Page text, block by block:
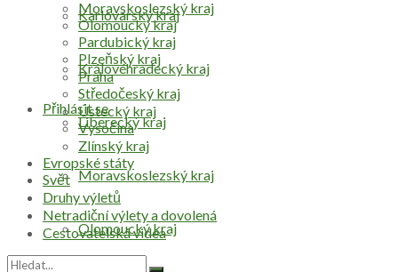
Přihlásit se
Karlovarský kraj
Královéhradecký kraj
Liberecký kraj
Moravskoslezský kraj
Olomoucký kraj
Moravskoslezský kraj
Olomoucký kraj
Pardubický kraj
Plzeňský kraj
Praha
Středočeský kraj
Ústecký kraj
Vysočina
Zlínský kraj
Evropské státy
Svět
Druhy výletů
Netradiční výlety a dovolená
Cestovatelská videa